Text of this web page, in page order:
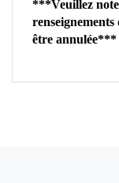
être annulée***